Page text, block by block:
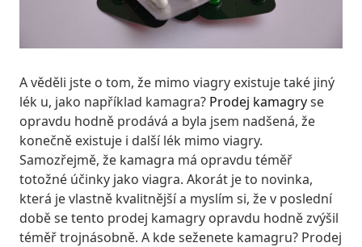
A věděli jste o tom, že mimo viagry existuje také jiný
lék u, jako například kamagra? Prodej kamagryse
opravdu hodně prodává a byla jsem nadšená, že
konečně existuje i další lék mimo viagry.
Samozřejmě, že kamagra má opravdu téměř
totožné účinky jako viagra. Akorát je to novinka,
která je vlastně kvalitnější a myslím si, že v poslední
době se tento prodej kamagry opravdu hodně zvýšil
téměř trojnásobně. A kde seženete kamagru? Prodej